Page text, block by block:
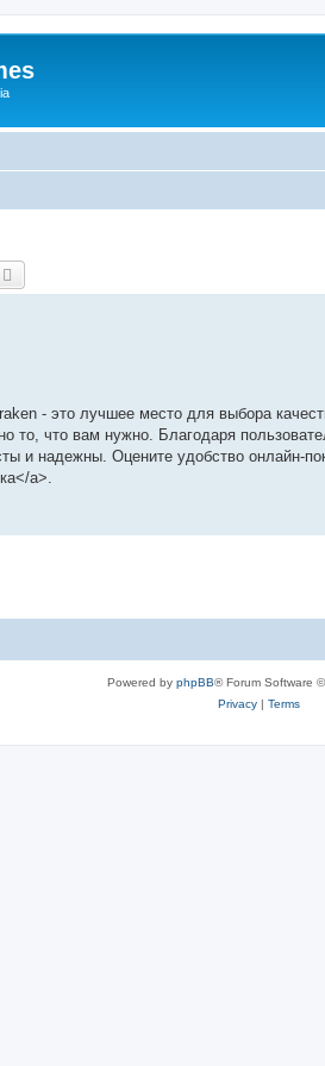
- это лучшее место для выбора
то, что вам нужно. Благодаря
и надежны. Оцените удобство онлайн-
a>.
Powered by phpBB® Forum Software
Privacy| Terms